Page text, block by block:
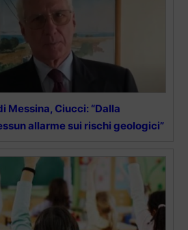
Messina, Ciucci: “Dalla
allarme sui rischi geologici”